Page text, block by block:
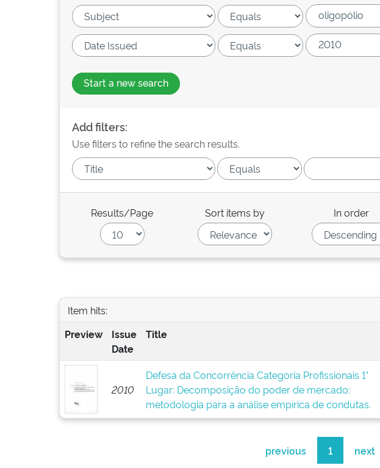
Start a new search
Add filters:
Use filters to refine the search results.
Results/Page Sort items by In order
Item hits:
Preview
Issue
Date
Title
2010
Defesa da Concorrência Categoria Profissionais 1°
Lugar: Decomposição do poder de mercado:
metodologia para a análise empírica de condutas.
previous 1 next